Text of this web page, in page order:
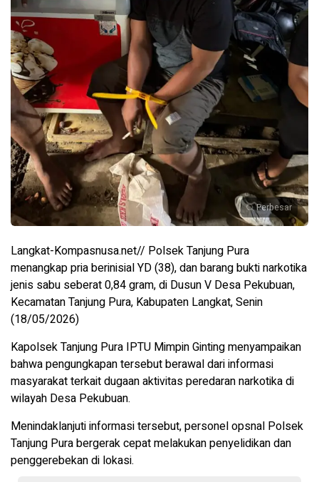
Perbesar
Langkat-Kompasnusa.net// Polsek Tanjung Pura
menangkap pria berinisial YD (38), dan barang bukti narkotika
jenis sabu seberat 0,84 gram, di Dusun V Desa Pekubuan,
Kecamatan Tanjung Pura, Kabupaten Langkat, Senin
(18/05/2026)
Kapolsek Tanjung Pura IPTU Mimpin Ginting menyampaikan
bahwa pengungkapan tersebut berawal dari informasi
masyarakat terkait dugaan aktivitas peredaran narkotika di
wilayah Desa Pekubuan.
Menindaklanjuti informasi tersebut, personel opsnal Polsek
Tanjung Pura bergerak cepat melakukan penyelidikan dan
penggerebekan di lokasi.